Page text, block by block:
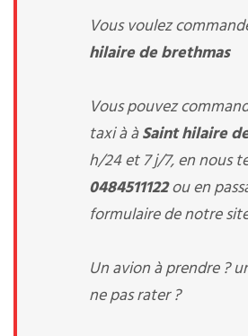
Vous voulez
hilaire de brethmas
Vous pouvez
taxi à àSaint hilaire
h/24 et 7 j/7, en nous
0484511122ou en
formulaire de notre
Un avion à prendre ?
ne pas rater ?